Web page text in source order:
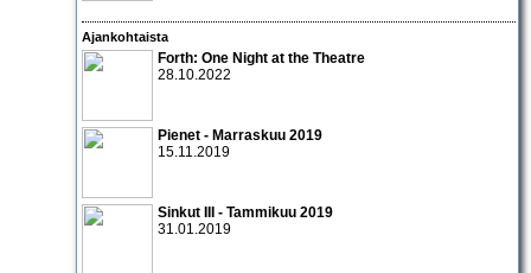
Ajankohtaista
Forth: One Night at the Theatre
28.10.2022
Pienet - Marraskuu 2019
15.11.2019
Sinkut III - Tammikuu 2019
31.01.2019